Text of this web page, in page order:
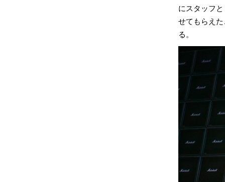
にスタッフ
せてもらえ
る。